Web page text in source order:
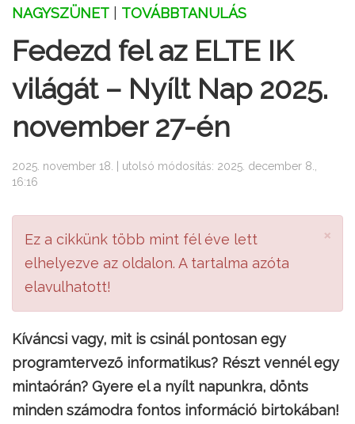
NAGYSZÜNET TOVÁBBTANULÁS
Fedezd fel az ELTE IK
világát – Nyílt Nap 2025.
november 27-én
2025. november 18. | utolsó módosítás: 2025. december 8.,
16:16
×
Ez a cikkünk több mint fél éve lett
elhelyezve az oldalon. A tartalma azóta
elavulhatott!
Kíváncsi vagy, mit is csinál pontosan egy
programtervező informatikus? Részt vennél egy
mintaórán? Gyere el a nyílt napunkra, dönts
minden számodra fontos információ birtokában!